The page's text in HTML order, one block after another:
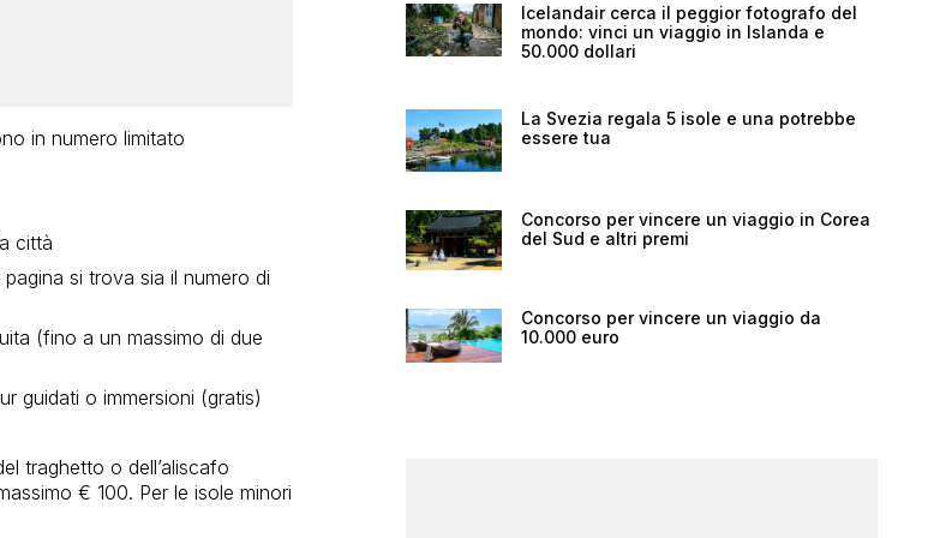
in numero limitato
città
si trova sia il numero di
(fino a un massimo di due
guidati o immersioni (gratis)
traghetto o dell’aliscafo
€ 100. Per le isole minori
Icelandair cerca il peggior fotografo del
mondo: vinci un viaggio in Islanda e
50.000 dollari
La Svezia regala 5 isole e una potrebbe
essere tua
Concorso per vincere un viaggio in Corea
del Sud e altri premi
Concorso per vincere un viaggio da
10.000 euro